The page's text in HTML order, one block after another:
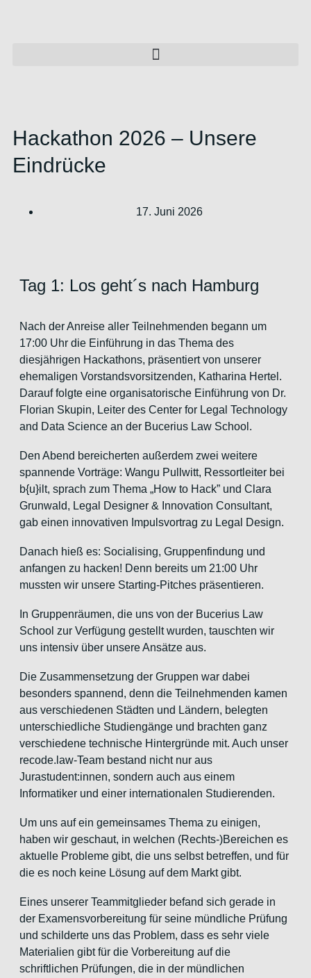
Hackathon 2026 – Unsere
Eindrücke
17. Juni 2026
Tag 1: Los geht´s nach Hamburg
Nach der Anreise aller Teilnehmenden begann um
17:00 Uhr die Einführung in das Thema des
diesjährigen Hackathons, präsentiert von unserer
ehemaligen Vorstandsvorsitzenden, Katharina Hertel.
Darauf folgte eine organisatorische Einführung von Dr.
Florian Skupin, Leiter des Center for Legal Technology
and Data Science an der Bucerius Law School.
Den Abend bereicherten außerdem zwei weitere
spannende Vorträge: Wangu Pullwitt, Ressortleiter bei
b{u}ilt, sprach zum Thema „How to Hack” und Clara
Grunwald, Legal Designer & Innovation Consultant,
gab einen innovativen Impulsvortrag zu Legal Design.
Danach hieß es: Socialising, Gruppenfindung und
anfangen zu hacken! Denn bereits um 21:00 Uhr
mussten wir unsere Starting-Pitches präsentieren.
In Gruppenräumen, die uns von der Bucerius Law
School zur Verfügung gestellt wurden, tauschten wir
uns intensiv über unsere Ansätze aus.
Die Zusammensetzung der Gruppen war dabei
besonders spannend, denn die Teilnehmenden kamen
aus verschiedenen Städten und Ländern, belegten
unterschiedliche Studiengänge und brachten ganz
verschiedene technische Hintergründe mit. Auch unser
recode.law-Team bestand nicht nur aus
Jurastudent:innen, sondern auch aus einem
Informatiker und einer internationalen Studierenden.
Um uns auf ein gemeinsames Thema zu einigen,
haben wir geschaut, in welchen (Rechts-)Bereichen es
aktuelle Probleme gibt, die uns selbst betreffen, und für
die es noch keine Lösung auf dem Markt gibt.
Eines unserer Teammitglieder befand sich gerade in
der Examensvorbereitung für seine mündliche Prüfung
und schilderte uns das Problem, dass es sehr viele
Materialien gibt für die Vorbereitung auf die
schriftlichen Prüfungen, die in der mündlichen